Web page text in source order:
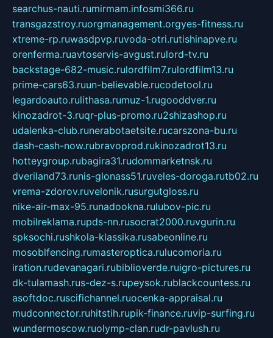
searchus-nauti.rumirmam.infosmi366.ru
transgazstroy.ruorgmanagement.orgyes-fitness.ru
xtreme-rp.ruwasdpvp.ruvoda-otri.rutishinapve.ru
orenferma.ruavtoservis-avgust.rulord-tv.ru
backstage-682-music.rulordfilm7.rulordfilm13.ru
prime-cars63.ruun-believable.rucodetool.ru
legardoauto.rulithasa.rumuz-1.rugooddver.ru
kinozadrot-3.ruqr-plus-promo.ru2shizashop.ru
udalenka-club.runerabotaetsite.rucarszona-bu.ru
dash-cash-now.rubravoprod.rukinozadrot13.ru
hotteygroup.rubagira31.rudommarketnsk.ru
dveriland73.runis-glonass51.ruveles-doroga.rutb02.ru
vrema-zdorov.ruvelonik.rusurgutgloss.ru
nike-air-max-95.runadookna.rulubov-pic.ru
mobilreklama.rupds-nn.rusocrat2000.ruvgurin.ru
spksochi.rushkola-klassika.rusabeonline.ru
mosoblfencing.rumasteroptica.rulucomoria.ru
iration.rudevanagari.rubiblioverde.ruigro-pictures.ru
dk-tulamash.rus-dez-s.rupeysok.rublackcountess.ru
asoftdoc.ruscifichannel.ruocenka-appraisal.ru
mudconnector.ruhitstih.rupik-finance.ruvip-surfing.ru
wundermoscow.ruolymp-clan.rudr-pavlush.ru